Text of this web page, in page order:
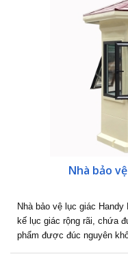
Nhà bảo
Nhà bảo vệ lục giác
kế lục giác rộng rãi, chứa
phẩm được đúc nguyên